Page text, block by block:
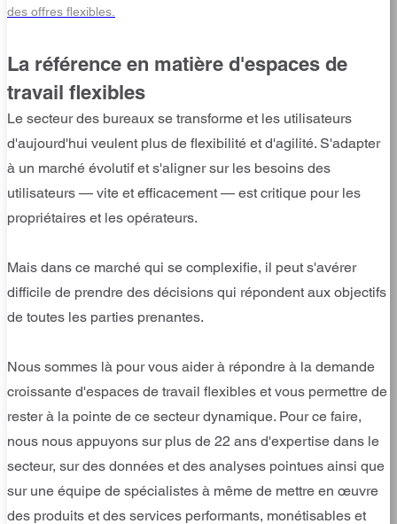
des offres flexibles.
La référence en matière d'espaces de
travail flexibles
Le secteur des bureaux se transforme et les utilisateurs
d'aujourd'hui veulent plus de flexibilité et d'agilité. S'adapter
à un marché évolutif et s'aligner sur les besoins des
utilisateurs — vite et efficacement — est critique pour les
propriétaires et les opérateurs.
Mais dans ce marché qui se complexifie, il peut s'avérer
difficile de prendre des décisions qui répondent aux objectifs
de toutes les parties prenantes.
Nous sommes là pour vous aider à répondre à la demande
croissante d'espaces de travail flexibles et vous permettre de
rester à la pointe de ce secteur dynamique. Pour ce faire,
nous nous appuyons sur plus de 22 ans d'expertise dans le
secteur, sur des données et des analyses pointues ainsi que
sur une équipe de spécialistes à même de mettre en œuvre
des produits et des services performants, monétisables et